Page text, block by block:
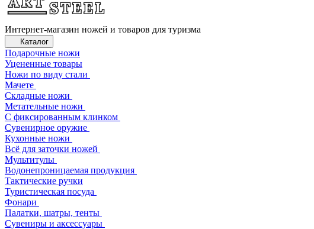
Интернет-магазин ножей и товаров для туризма
Каталог
Подарочные ножи
Уцененные товары
Ножи по виду стали
Мачете
Складные ножи
Метательные ножи
С фиксированным клинком
Сувенирное оружие
Кухонные ножи
Всё для заточки ножей
Мультитулы
Водонепроницаемая продукция
Тактические ручки
Туристическая посуда
Фонари
Палатки, шатры, тенты
Сувениры и аксессуары